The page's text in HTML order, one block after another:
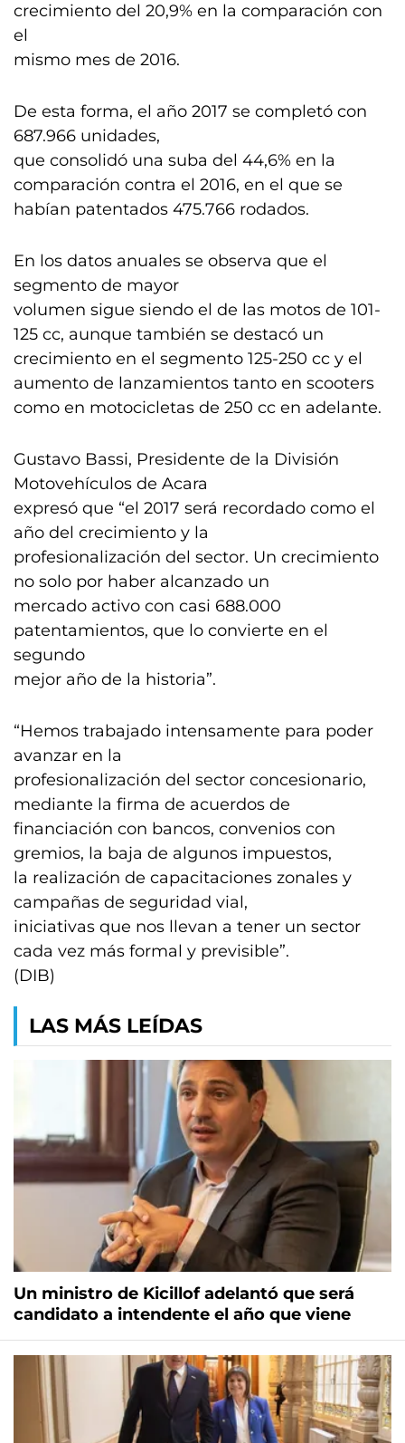
crecimiento del 20,9% en la comparación con
el
mismo mes de 2016.
De esta forma, el año 2017 se completó con
687.966 unidades,
que consolidó una suba del 44,6% en la
comparación contra el 2016, en el que se
habían patentados 475.766 rodados.
En los datos anuales se observa que el
segmento de mayor
volumen sigue siendo el de las motos de 101-
125 cc, aunque también se destacó un
crecimiento en el segmento 125-250 cc y el
aumento de lanzamientos tanto en scooters
como en motocicletas de 250 cc en adelante.
Gustavo Bassi, Presidente de la División
Motovehículos de Acara
expresó que “el 2017 será recordado como el
año del crecimiento y la
profesionalización del sector. Un crecimiento
no solo por haber alcanzado un
mercado activo con casi 688.000
patentamientos, que lo convierte en el
segundo
mejor año de la historia”.
“Hemos trabajado intensamente para poder
avanzar en la
profesionalización del sector concesionario,
mediante la firma de acuerdos de
financiación con bancos, convenios con
gremios, la baja de algunos impuestos,
la realización de capacitaciones zonales y
campañas de seguridad vial,
iniciativas que nos llevan a tener un sector
cada vez más formal y previsible”.
(DIB)
LAS MÁS LEÍDAS
Un ministro de Kicillof adelantó que será
candidato a intendente el año que viene